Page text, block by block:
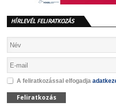
HÍRLEVÉL FELIRATKOZÁS
A feliratkozással elfogadja
Feliratkozás